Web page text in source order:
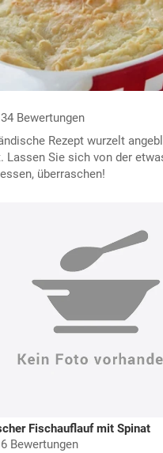
34 Bewertungen
Rezept wurzelt
Lassen Sie sich von der
überraschen!
Fischauflauf mit Spinat
6 Bewertungen